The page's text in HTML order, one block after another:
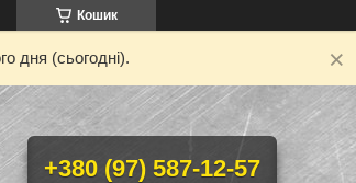
Кошик
дня (сьогодні).
+380 (97) 587-12-57